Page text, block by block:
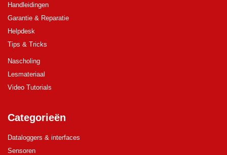
Handleidingen
Garantie & Reparatie
Helpdesk
Tips & Tricks
Nascholing
Lesmateriaal
Video Tutorials
Categorieën
Dataloggers & interfaces
Sensoren